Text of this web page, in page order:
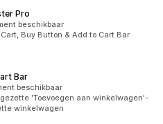
Pro
beschikbaar
Buy Button & Add to Cart Bar
Bar
beschikbaar
'Toevoegen aan winkelwagen'-
winkelwagen